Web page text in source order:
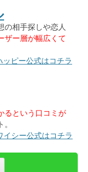
の相手探しや恋人
ザー層が幅広くて
ピー公式はコチラ
るという口コミが
イシー公式はコチラ